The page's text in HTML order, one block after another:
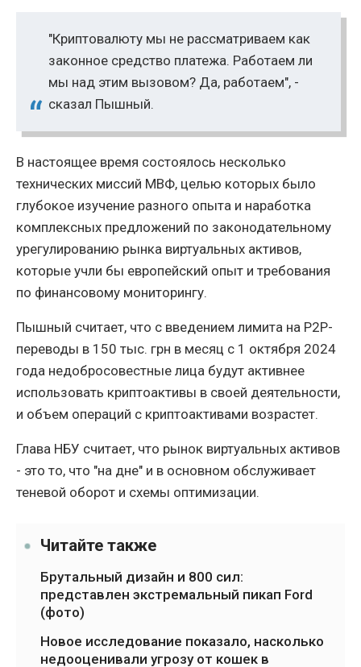
"Криптовалюту мы не рассматриваем как
законное средство платежа. Работаем ли
мы над этим вызовом? Да, работаем", -
сказал Пышный.
В настоящее время состоялось несколько
технических миссий МВФ, целью которых было
глубокое изучение разного опыта и наработка
комплексных предложений по законодательному
урегулированию рынка виртуальных активов,
которые учли бы европейский опыт и требования
по финансовому мониторингу.
Пышный считает, что с введением лимита на P2P-
переводы в 150 тыс. грн в месяц с 1 октября 2024
года недобросовестные лица будут активнее
использовать криптоактивы в своей деятельности,
и объем операций с криптоактивами возрастет.
Глава НБУ считает, что рынок виртуальных активов
- это то, что "на дне" и в основном обслуживает
теневой оборот и схемы оптимизации.
Читайте также
Брутальный дизайн и 800 сил:
представлен экстремальный пикап Ford
(фото)
Новое исследование показало, насколько
недооценивали угрозу от кошек в